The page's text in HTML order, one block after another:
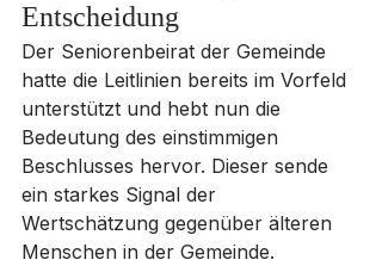
Entscheidung
Der Seniorenbeirat der Gemeinde
hatte die Leitlinien bereits im Vorfeld
unterstützt und hebt nun die
Bedeutung des einstimmigen
Beschlusses hervor. Dieser sende
ein starkes Signal der
Wertschätzung gegenüber älteren
Menschen in der Gemeinde.